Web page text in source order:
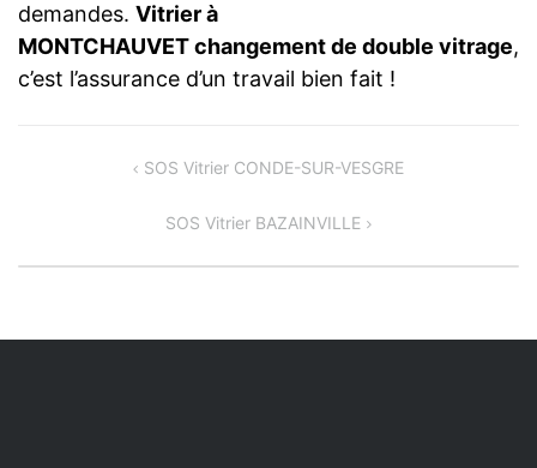
demandes. Vitrier à
MONTCHAUVET changement de double vitrage,
c’est l’assurance d’un travail bien fait !
NavigationSOS Vitrier CONDE-SUR-VESGRE
SOS Vitrier BAZAINVILLE